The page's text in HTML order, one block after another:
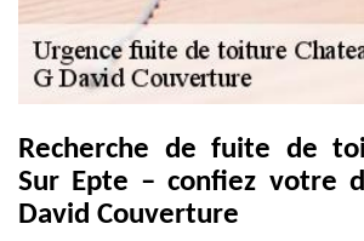
Recherche de fuite de
Sur Epte – confiez votre
David Couverture